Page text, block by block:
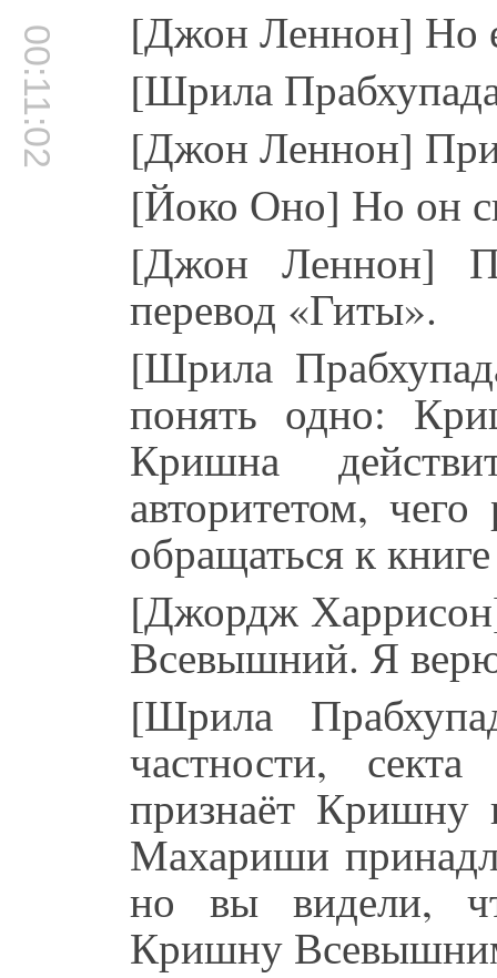
00:11:02
[Джон Леннон] Но
[Шрила
[Джон Леннон]
[Йоко Оно] Но он
[Джон Леннон]
перевод «Гиты».
[Шрила
понять одно:
Кришна
авторитетом,
обращаться к
[Джордж
Всевышний. Я
[Шрила
частности,
признаёт Кришну
Махариши
но вы видели,
Кришну